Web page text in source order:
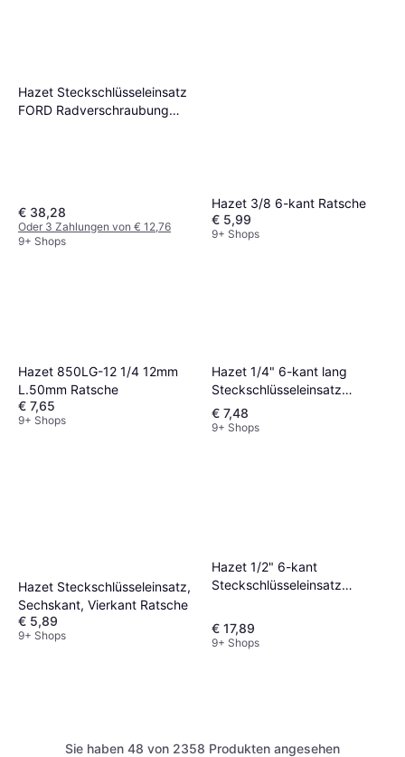
Hazet Steckschlüsseleinsatz
FORD Radverschraubung
€ 38,28
Oder 3 Zahlungen von € 12,76
9+ Shops
Hazet 3/8 6-kant Ratsche
€ 5,99
9+ Shops
Hazet 850LG-12 1/4 12mm
L.50mm Ratsche
€ 7,65
9+ Shops
Hazet 1/4" 6-kant lang
Steckschlüsseleinsatz
Ratsche
€ 7,48
9+ Shops
Hazet Steckschlüsseleinsatz,
Sechskant, Vierkant Ratsche
€ 5,89
9+ Shops
Hazet 1/2" 6-kant
Steckschlüsseleinsatz
€ 17,89
9+ Shops
Sie haben 48 von 2358 Produkten angesehen